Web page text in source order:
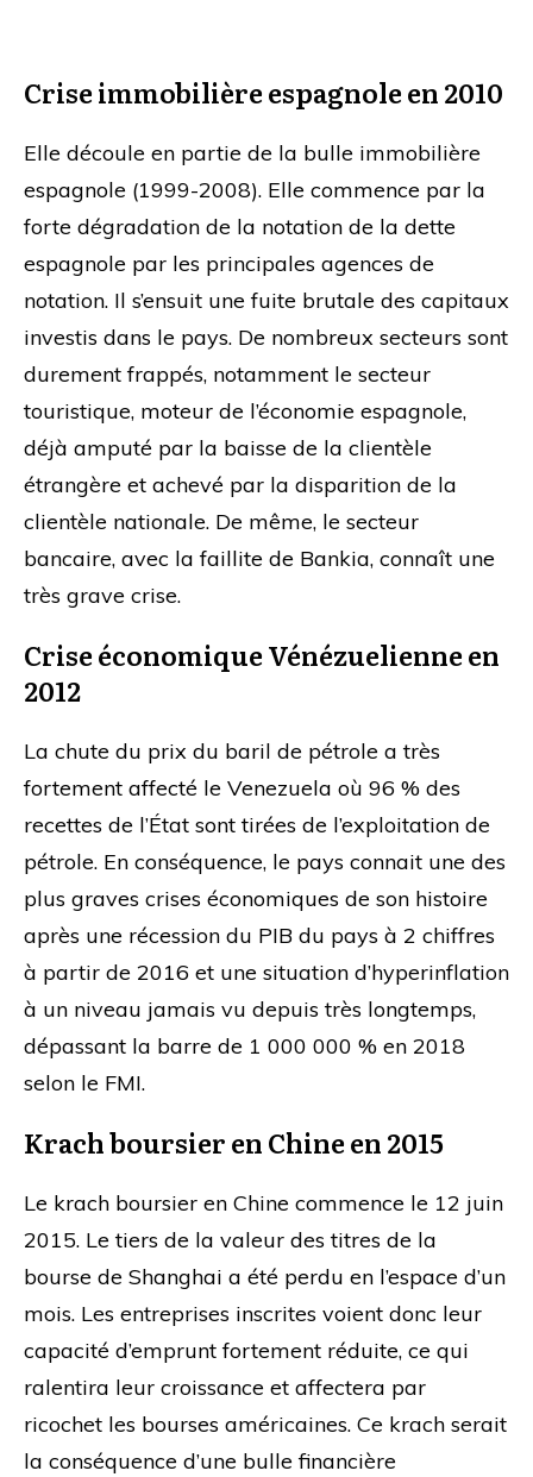
Crise immobilière espagnole en 2010
Elle découle en partie de la bulle immobilière
espagnole (1999-2008). Elle commence par la
forte dégradation de la notation de la dette
espagnole par les principales agences de
notation. Il s’ensuit une fuite brutale des capitaux
investis dans le pays. De nombreux secteurs sont
durement frappés, notamment le secteur
touristique, moteur de l’économie espagnole,
déjà amputé par la baisse de la clientèle
étrangère et achevé par la disparition de la
clientèle nationale. De même, le secteur
bancaire, avec la faillite de Bankia, connaît une
très grave crise.
Crise économique Vénézuelienne en
2012
La chute du prix du baril de pétrole a très
fortement affecté le Venezuela où 96 % des
recettes de l’État sont tirées de l’exploitation de
pétrole. En conséquence, le pays connait une des
plus graves crises économiques de son histoire
après une récession du PIB du pays à 2 chiffres
à partir de 2016 et une situation d’hyperinflation
à un niveau jamais vu depuis très longtemps,
dépassant la barre de 1 000 000 % en 2018
selon le FMI.
Krach boursier en Chine en 2015
Le krach boursier en Chine commence le 12 juin
2015. Le tiers de la valeur des titres de la
bourse de Shanghai a été perdu en l’espace d’un
mois. Les entreprises inscrites voient donc leur
capacité d’emprunt fortement réduite, ce qui
ralentira leur croissance et affectera par
ricochet les bourses américaines. Ce krach serait
la conséquence d’une bulle financière